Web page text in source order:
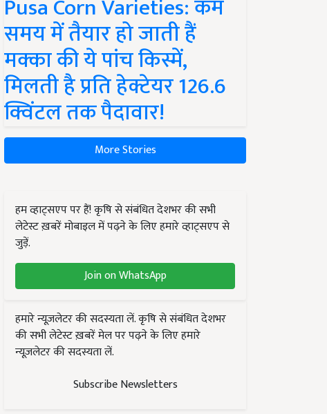
Pusa Corn Varieties: कम
समय में तैयार हो जाती हैं
मक्का की ये पांच किस्में,
मिलती है प्रति हेक्टेयर 126.6
क्विंटल तक पैदावार!
More Stories
हम व्हाट्सएप पर हैं! कृषि से संबंधित देशभर की सभी
लेटेस्ट ख़बरें मोबाइल में पढ़ने के लिए हमारे व्हाट्सएप से
जुड़ें.
Join on WhatsApp
हमारे न्यूज़लेटर की सदस्यता लें. कृषि से संबंधित देशभर
की सभी लेटेस्ट ख़बरें मेल पर पढ़ने के लिए हमारे
न्यूज़लेटर की सदस्यता लें.
Subscribe Newsletters